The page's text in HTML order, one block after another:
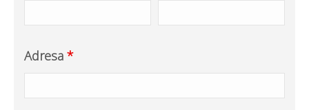
Adresa *